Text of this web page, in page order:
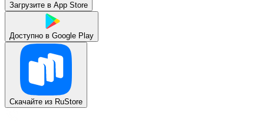
Загрузите в App Store
Доступно в Google Play
Скачайте из RuStore